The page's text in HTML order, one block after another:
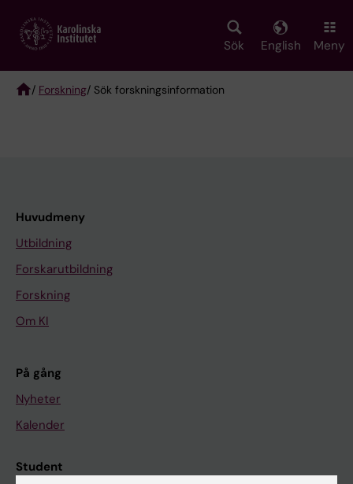
main
Sök English Meny
/ Forskning/ Sök forskningsinformation
Huvudmeny
Utbildning
Forskarutbildning
Forskning
Om KI
På gång
Nyheter
Kalender
Student